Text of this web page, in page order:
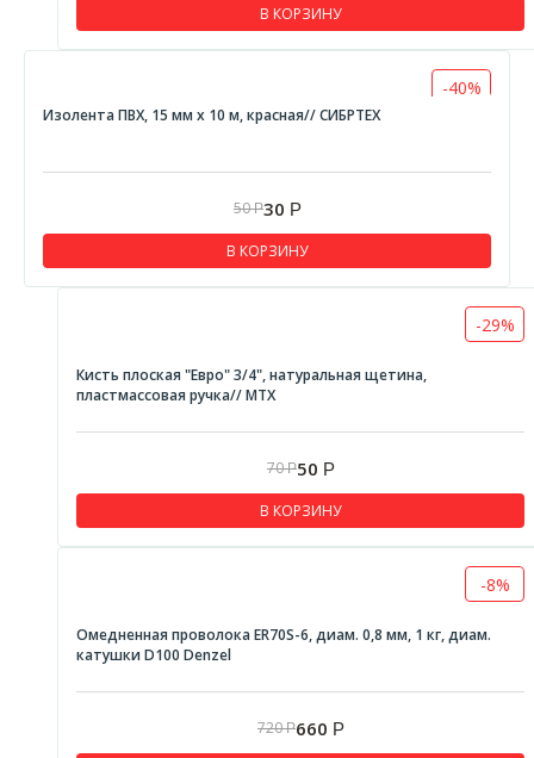
В КОРЗИНУ
-40%
Изолента ПВХ, 15 мм х 10 м, красная// СИБРТЕХ
50Р30 Р
В КОРЗИНУ
-29%
Кисть плоская "Евро" 3/4", натуральная щетина,
пластмассовая ручка// MTX
70Р50 Р
В КОРЗИНУ
-8%
Омедненная проволока ER70S-6, диам. 0,8 мм, 1 кг, диам.
катушки D100 Denzel
720Р660 Р